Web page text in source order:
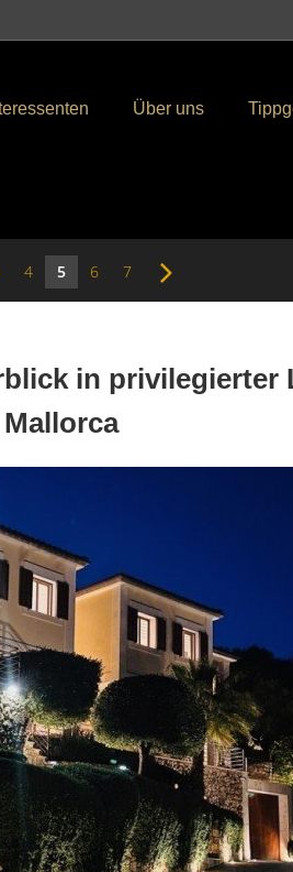
Über uns
4 5 6 7
in privilegierter
Mallorca